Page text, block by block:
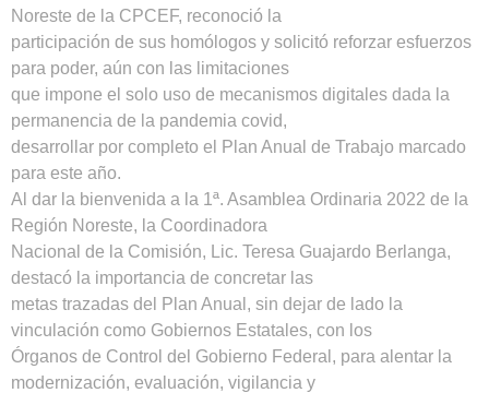
Noreste de la CPCEF, reconoció la
participación de sus homólogos y solicitó reforzar esfuerzos
para poder, aún con las limitaciones
que impone el solo uso de mecanismos digitales dada la
permanencia de la pandemia covid,
desarrollar por completo el Plan Anual de Trabajo marcado
para este año.
Al dar la bienvenida a la 1ª. Asamblea Ordinaria 2022 de la
Región Noreste, la Coordinadora
Nacional de la Comisión, Lic. Teresa Guajardo Berlanga,
destacó la importancia de concretar las
metas trazadas del Plan Anual, sin dejar de lado la
vinculación como Gobiernos Estatales, con los
Órganos de Control del Gobierno Federal, para alentar la
modernización, evaluación, vigilancia y